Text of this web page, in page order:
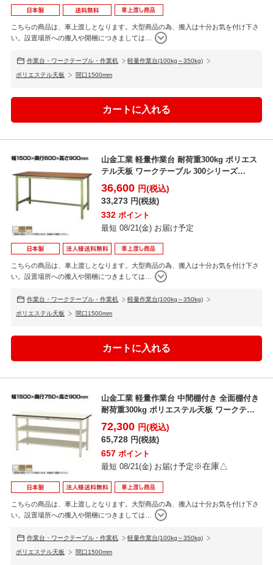
こちらの商品は、車上渡しとなります。大型商品の為、搬入は十分お気を付け下さ
い。設置場所への搬入や開梱につきましては
作業台・ワークテーブル・作業机 軽量作業台(100kg～350kg)
ポリエステル天板 間口1500mm
山金工業 軽量作業台 耐荷重300kg ポリエス
テル天板 ワークテーブル 300シリーズ
SWPH-...
36,600 円(税込)
33,273 円(税抜)
332 ポイント
最短 08/21(金) お届け予定
こちらの商品は、車上渡しとなります。大型商品の為、搬入は十分お気を付け下さ
い。設置場所への搬入や開梱につきましては
作業台・ワークテーブル・作業机 軽量作業台(100kg～350kg)
ポリエステル天板 間口1500mm
山金工業 軽量作業台 中間棚付き 全面棚付き
耐荷重300kg ポリエステル天板 ワークテー
ブル 3...
72,300 円(税込)
65,728 円(税抜)
657 ポイント
最短 08/21(金) お届け予定 ※在庫△
こちらの商品は、車上渡しとなります。大型商品の為、搬入は十分お気を付け下さ
い。設置場所への搬入や開梱につきましては
作業台・ワークテーブル・作業机 軽量作業台(100kg～350kg)
ポリエステル天板 間口1500mm